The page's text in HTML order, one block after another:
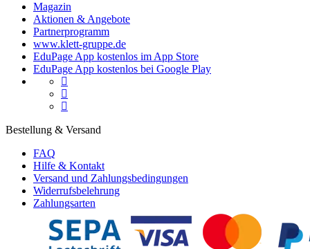
Magazin
Aktionen & Angebote
Partnerprogramm
www.klett-gruppe.de
EduPage App kostenlos im App Store
EduPage App kostenlos bei Google Play



Bestellung & Versand
FAQ
Hilfe & Kontakt
Versand und Zahlungsbedingungen
Widerrufsbelehrung
Zahlungsarten